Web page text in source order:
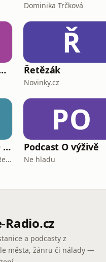
Dominika Trčková
kterého bys sám chtěl mít
Ř
Řetězák
Novinky.cz
Klid v hlavě - ADHD podcast
Ivona Remundová, Filip Remunda
PO
Podcast O výživě
Ne hladu
a podcasty z
města, žánru či nálady —